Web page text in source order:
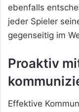
ebenfalls
jeder Spieler
gegenseitig im
Proaktiv
Effektive